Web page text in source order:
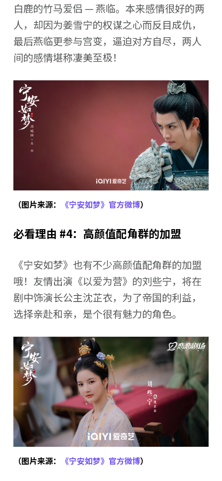
白鹿的竹马爱侣 — 燕临。本来感情很好的两
人，却因为姜雪宁的权谋之心而反目成仇，
最后燕临更参与宫变，逼迫对方自尽，两人
间的感情堪称凄美至极！
（图片来源： 《宁安如梦》官方微博）
必看理由 #4：高颜值配角群的加盟
《宁安如梦》也有不少高颜值配角群的加盟
哦！友情出演《以爱为营》的刘些宁，将在
剧中饰演长公主沈芷衣，为了帝国的利益，
选择亲赴和亲，是个很有魅力的角色。
（图片来源： 《宁安如梦》官方微博）